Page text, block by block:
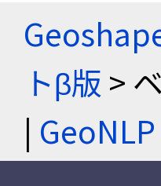
トβ版 >
| GeoNLP